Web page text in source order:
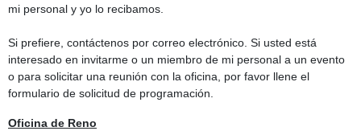
mi personal y yo lo recibamos.
Si prefiere, contáctenos por correo electrónico. Si usted está
interesado en invitarme o un miembro de mi personal a un evento
o para solicitar una reunión con la oficina, por favor llene el
formulario de solicitud de programación.
Oficina de Reno